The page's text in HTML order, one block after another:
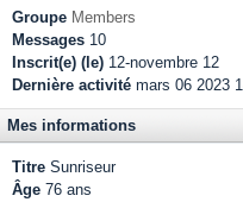
Groupe Members
Messages 10
Inscrit(e) (le) 12-novembre 12
Dernière activité mars 06 2023
Mes informations
Titre Sunriseur
Âge 76 ans